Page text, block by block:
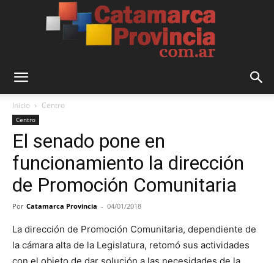
Provincia
Inicio Centro
Centro
El senado pone en
funcionamiento la dirección
de Promoción Comunitaria
Por Catamarca Provincia - 04/01/2018
La dirección de Promoción Comunitaria, dependiente de
la cámara alta de la Legislatura, retomó sus actividades